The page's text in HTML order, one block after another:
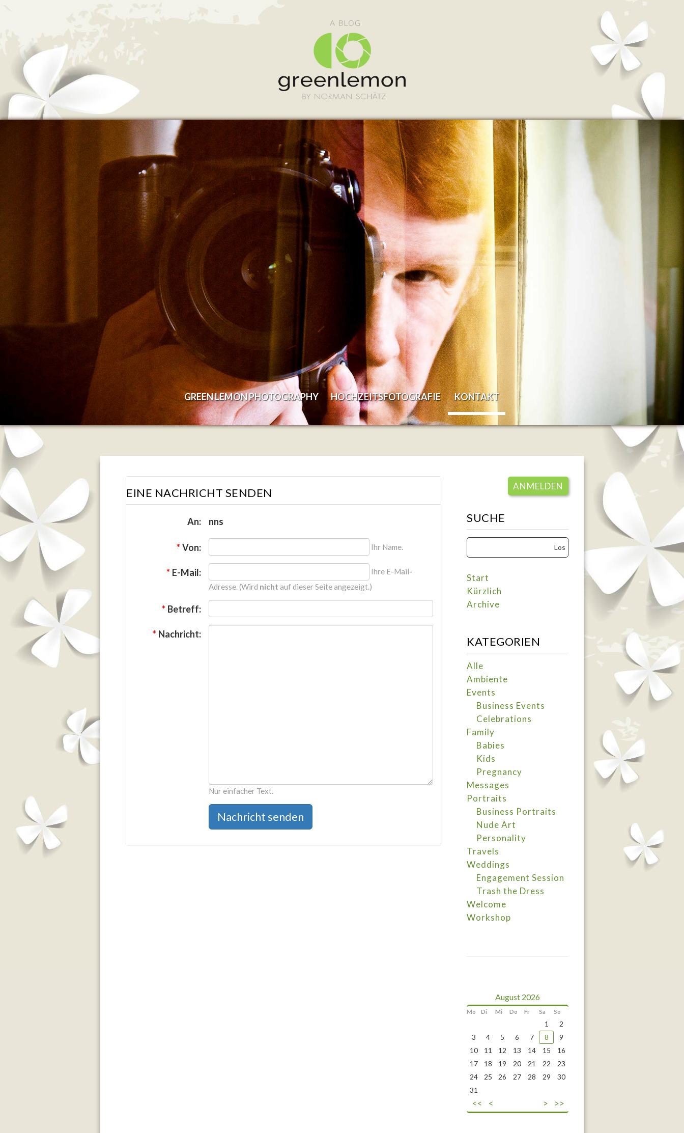
GREEN LEMON PHOTOGRAPHY HOCHZEITSFOTOGRAFIE KONTAKT
EINE NACHRICHT SENDEN
An: nns
*Von: Ihr Name.
* E-Mail:
Ihre E-Mail-
Adresse. (Wird nicht auf dieser Seite angezeigt.)
* Betreff:
* Nachricht:
Nur einfacher Text.
ANMELDEN
SUCHE
Start
Kürzlich
Archive
KATEGORIEN
Alle
Ambiente
Events
Business Events
Celebrations
Family
Babies
Kids
Pregnancy
Messages
Portraits
Business Portraits
Nude Art
Personality
Travels
Weddings
Engagement Session
Trash the Dress
Welcome
Workshop
August 2026
Mo Di Mi Do Fr Sa So
<< < > >>
1
2
3
4 5 6 7 8
9
10
11 12 13 14 15
16
17
18 19 20 21 22
23
24
25 26 27 28 29
30
31